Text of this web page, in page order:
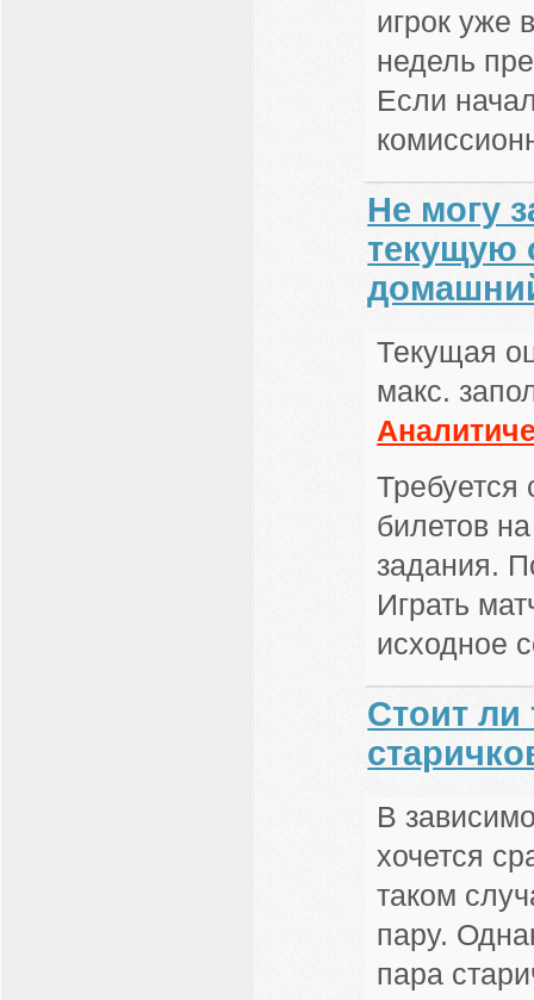
игрок уже
недель
Если
Не могу
текущую
Текущая
макс.
Требуется
билетов
задания.
Играть
исходное
Стоит ли
В
хочется
таком
пару.
пара